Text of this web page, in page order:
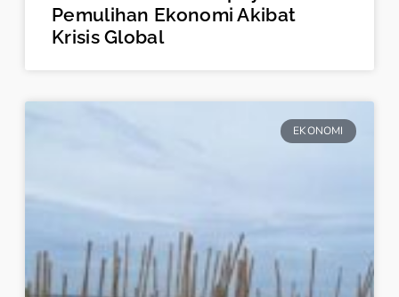
Pemulihan Ekonomi Akibat
Krisis Global
EKONOMI